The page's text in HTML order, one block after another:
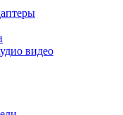
видео